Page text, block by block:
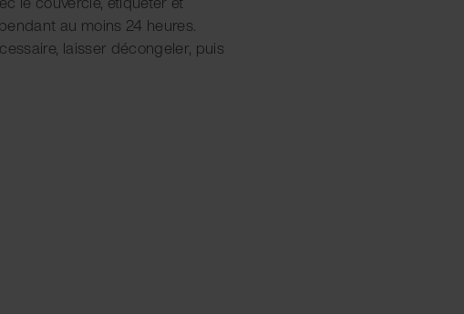
au moins 24 heures.
laisser décongeler, puis